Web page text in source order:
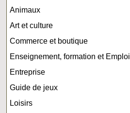
Animaux
Art et culture
Commerce et boutique
Enseignement, formation et Emploi
Entreprise
Guide de jeux
Loisirs